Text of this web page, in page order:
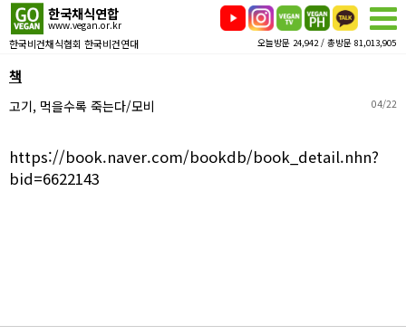
한국채식연합
www.vegan.or.kr
한국비건채식협회 한국비건연대 오늘방문 24,942 / 총방문 81,013,905
책
고기, 먹을수록 죽는다/모비 04/22
https://book.naver.com/bookdb/book_detail.nhn?
bid=6622143